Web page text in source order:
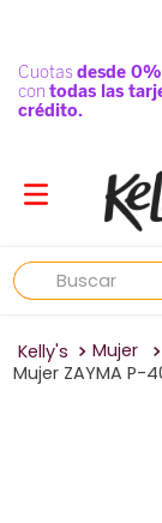
Buscar
Mujer
Mujer ZAYMA P-